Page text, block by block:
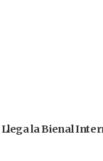
Llega la Bienal